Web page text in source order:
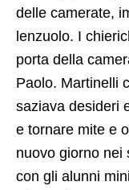
delle camerate,
lenzuolo. I
porta della
Paolo. Martinelli
saziava desideri
e tornare mite e
nuovo giorno nei
con gli alunni